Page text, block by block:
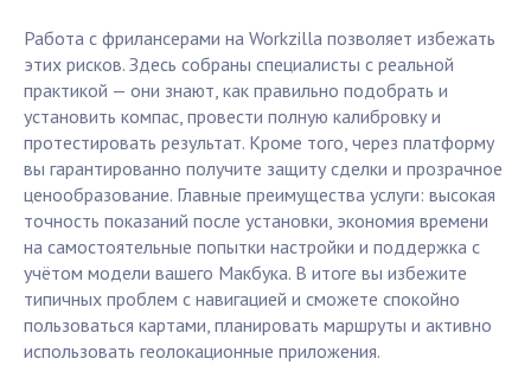
Работа с фрилансерами на Workzilla позволяет избежать
этих рисков. Здесь собраны специалисты с реальной
практикой — они знают, как правильно подобрать и
установить компас, провести полную калибровку и
протестировать результат. Кроме того, через платформу
вы гарантированно получите защиту сделки и прозрачное
ценообразование. Главные преимущества услуги: высокая
точность показаний после установки, экономия времени
на самостоятельные попытки настройки и поддержка с
учётом модели вашего Макбука. В итоге вы избежите
типичных проблем с навигацией и сможете спокойно
пользоваться картами, планировать маршруты и активно
использовать геолокационные приложения.